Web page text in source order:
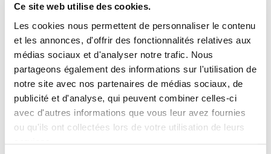
Ce site web utilise des cookies.
Les cookies nous permettent de personnaliser le contenu
et les annonces, d'offrir des fonctionnalités relatives aux
médias sociaux et d'analyser notre trafic. Nous
partageons également des informations sur l'utilisation de
notre site avec nos partenaires de médias sociaux, de
publicité et d'analyse, qui peuvent combiner celles-ci
avec d'autres informations que vous leur avez fournies
ou qu'ils ont collectées lors de votre utilisation de leurs
Nos clients
Predict.io et le groupe Krick collaborent avec
plus de 15 000 marques, agences médias et
éditeurs, à l’échelle locale et internationale